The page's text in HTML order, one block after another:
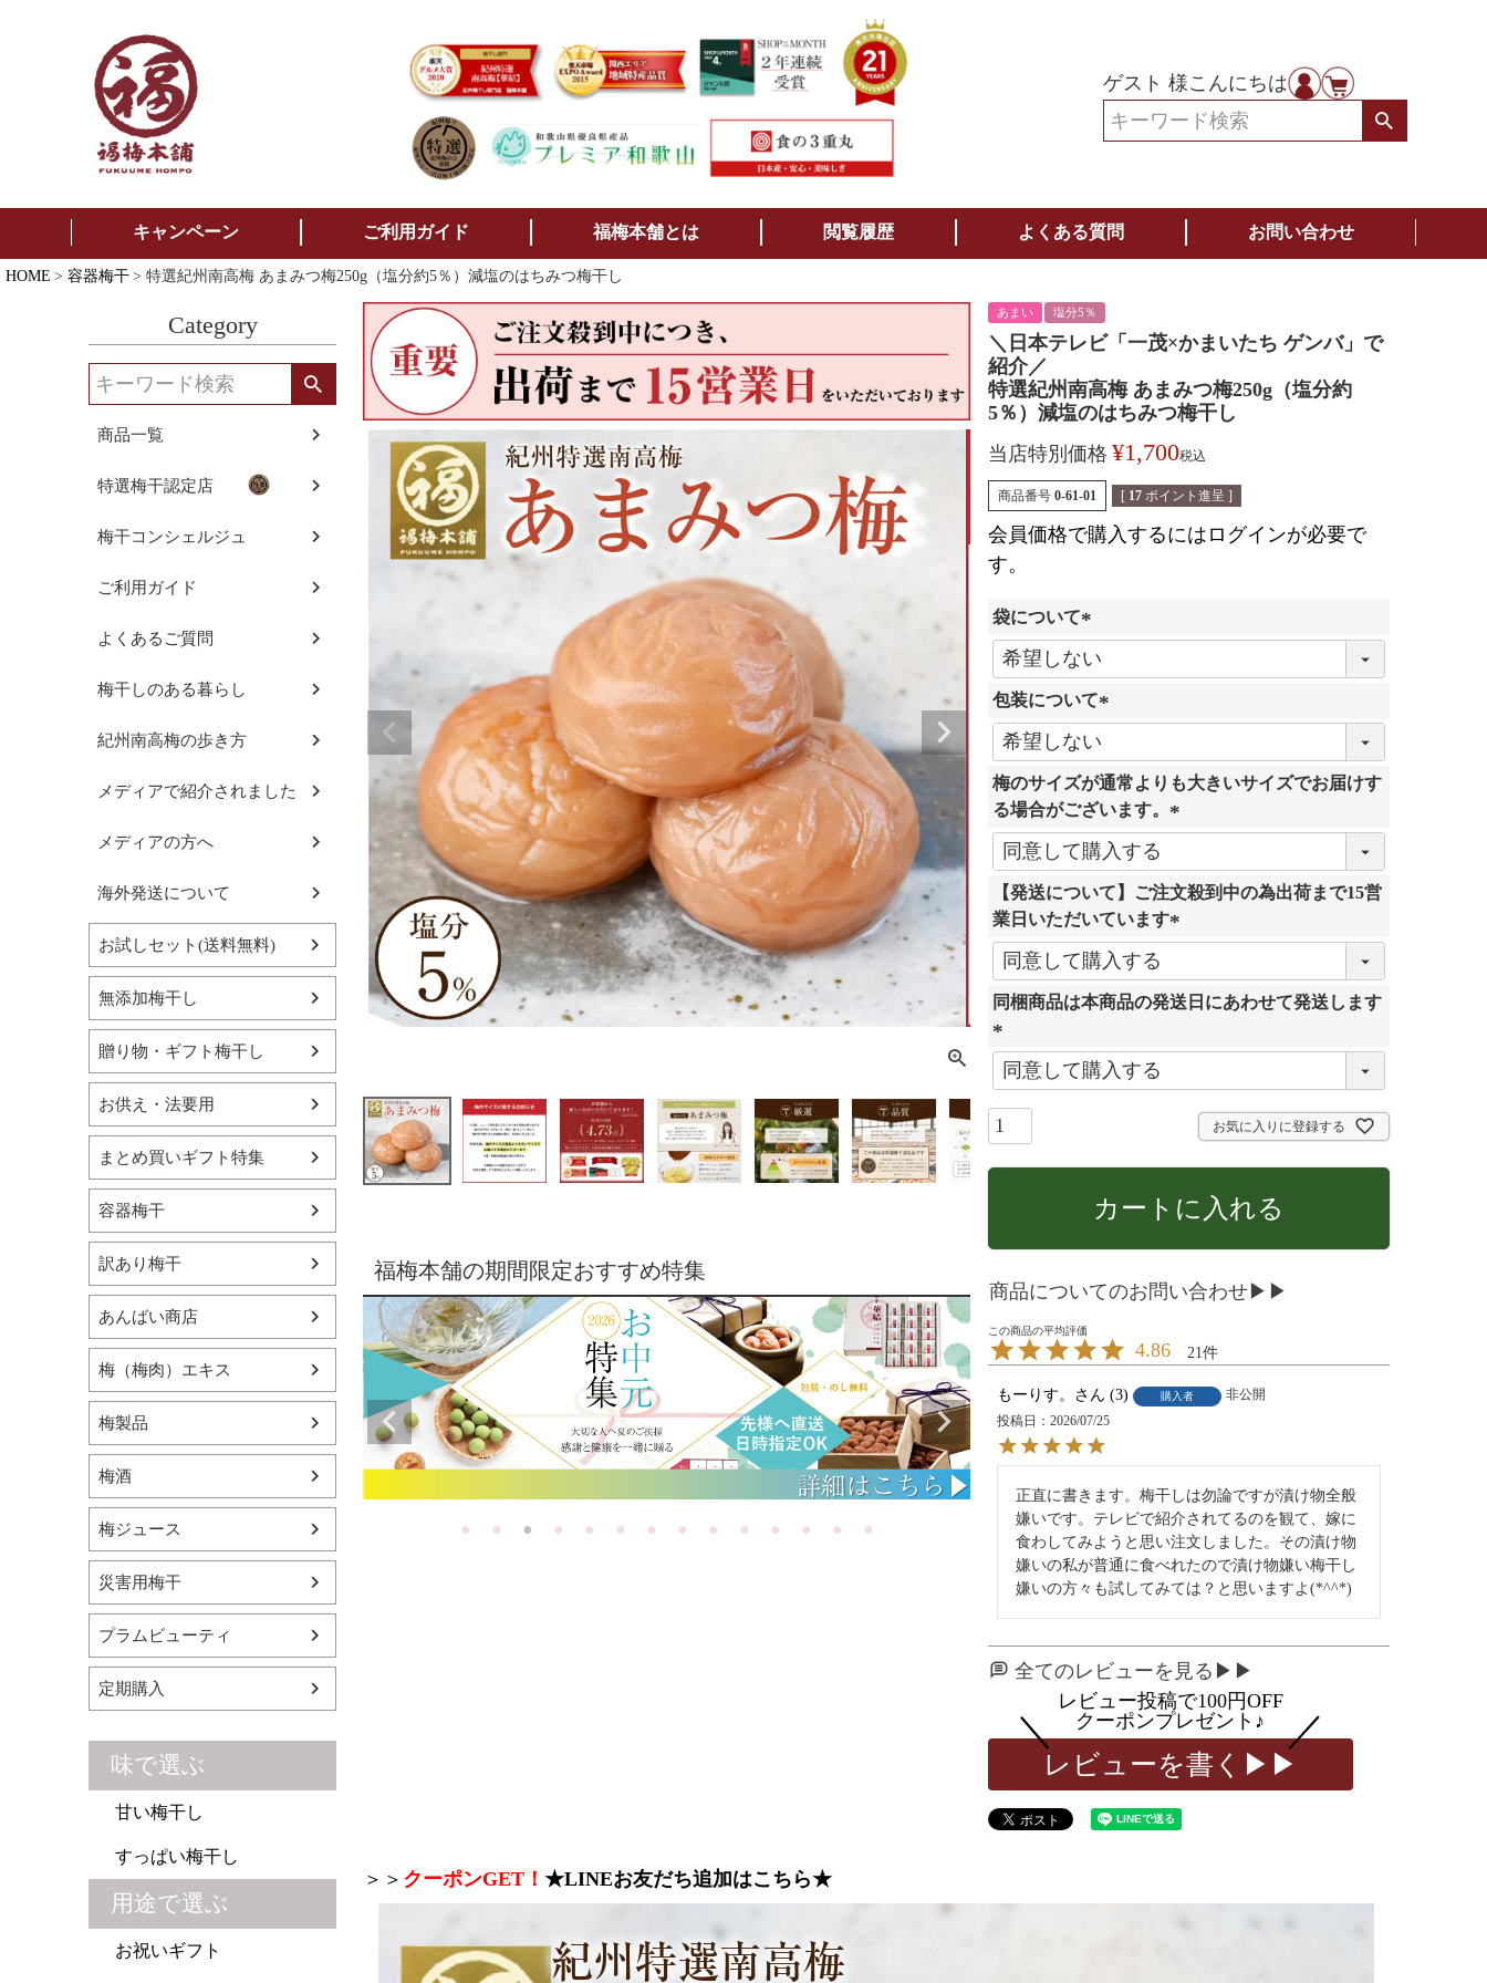
ゲスト 様こんにちは
検索
キャンペーン ご利用ガイド 福梅本舗とは 閲覧履歴 よくある質問 お問い合わせ
HOME 容器梅干 特選紀州南高梅 あまみつ梅250g（塩分約5％）減塩のはちみつ梅干し
Category
商品一覧
特選梅干認定店
梅干コンシェルジュ
ご利用ガイド
よくあるご質問
梅干しのある暮らし
紀州南高梅の歩き方
メディアで紹介されました
メディアの方へ
海外発送について
お試しセット(送料無料)
無添加梅干し
贈り物・ギフト梅干し
お供え・法要用
まとめ買いギフト特集
容器梅干
訳あり梅干
あんばい商店
梅（梅肉）エキス
梅製品
梅酒
梅ジュース
災害用梅干
プラムビューティ
定期購入
味で選ぶ
甘い梅干し
すっぱい梅干し
用途で選ぶ
お祝いギフト
福梅本舗の期間限定おすすめ特集
あまい 塩分5％
＼日本テレビ「一茂×かまいたち ゲンバ」で
紹介／
特選紀州南高梅 あまみつ梅250g（塩分約
5％）減塩のはちみつ梅干し
当店特別価格 ¥1,700税込
商品番号 0-61-01 [ 17 ポイント進呈 ]
会員価格で購入するにはログインが必要で
す。
袋について
(
必
須
)
包装について
必
須
)
梅のサイズが通常よりも大きいサイズでお届けす
る場合がございます。
必
須
)
【発送について】ご注文殺到中の為出荷まで15営
業日いただいています
必
須
同梱商品は本商品の発送日にあわせて発送します
必
須
)
お気に入りに登録する
カートに入れる
商品についてのお問い合わせ▶▶
4.86 21
もーりす。 3 購入者
非公開
投稿日
2026/07/25
正直に書きます。梅干しは勿論ですが漬け物全般
嫌いです。テレビで紹介されてるのを観て、嫁に
食わしてみようと思い注文しました。その漬け物
嫌いの私が普通に食べれたので漬け物嫌い梅干し
嫌いの方々も試してみては？と思いますよ(*^^*)
全てのレビューを見る▶▶
レビューを書く▶▶
＞＞ クーポンGET！ ★LINEお友だち追加はこちら★
紀州特選南高梅